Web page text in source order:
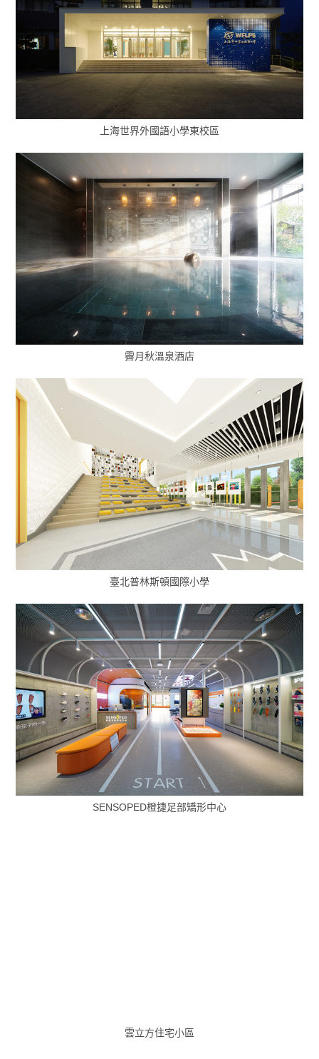
上海世界外國語小學東校區
霽月秋溫泉酒店
臺北普林斯頓國際小學
SENSOPED橙捷足部矯形中心
雲立方住宅小區